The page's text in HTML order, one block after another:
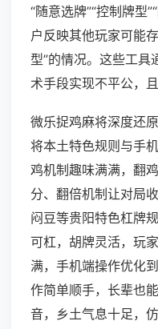
“随意选牌”“控制牌型
户反映其他玩家可能
型”的情况。这些工具
术手段实现不平公，且
微乐捉鸡麻将深度还
将本土特色规则与手
鸡机制趣味满满，翻
分、翻倍机制让对局
闷豆等贵阳特色杠牌
可杠，胡牌灵活，玩
满，手机端操作优化
作简单顺手，长辈也
音，乡土气息十足，